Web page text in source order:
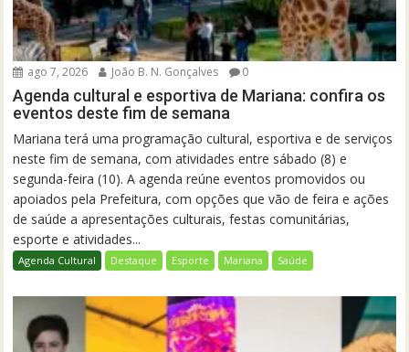
ago 7, 2026 João B. N. Gonçalves 0
Agenda cultural e esportiva de Mariana: confira os
eventos deste fim de semana
Mariana terá uma programação cultural, esportiva e de serviços
neste fim de semana, com atividades entre sábado (8) e
segunda-feira (10). A agenda reúne eventos promovidos ou
apoiados pela Prefeitura, com opções que vão de feira e ações
de saúde a apresentações culturais, festas comunitárias,
esporte e atividades...
Agenda Cultural Destaque Esporte Mariana Saúde